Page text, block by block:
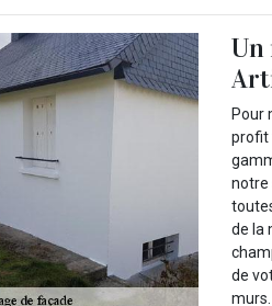
Un
Pour
profit
notre
de la
de
murs.